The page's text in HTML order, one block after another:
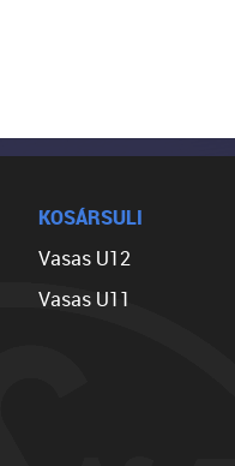
KOSÁRSULI
Vasas U12
Vasas U11